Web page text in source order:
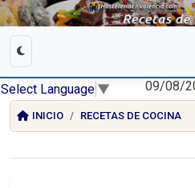
Select Language ▼ 09/08/
INICIO RECETAS DE COCINA